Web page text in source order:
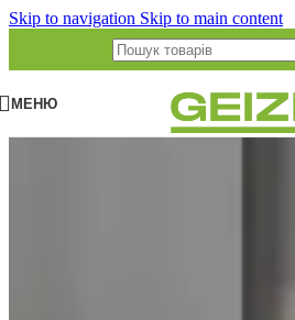
Skip to navigation Skip to main content
МЕНЮ